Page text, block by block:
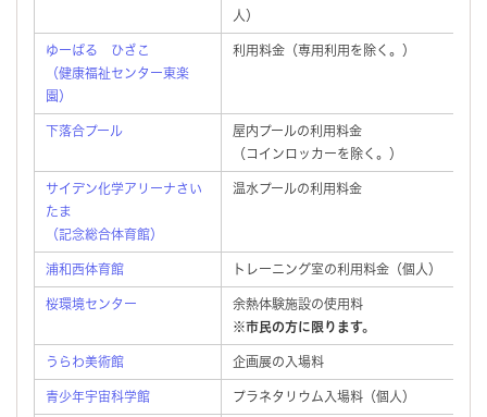
人）
ゆーぱる ひざこ
（健康福祉センター東楽
園）
利用料金（専用利用を除く。）
下落合プール
屋内プールの利用料金
（コインロッカーを除く。）
サイデン化学アリーナさい
たま
（記念総合体育館）
温水プールの利用料金
浦和西体育館 トレーニング室の利用料金（個人）
桜環境センター
余熱体験施設の使用料
※市民の方に限ります。
うらわ美術館 企画展の入場料
青少年宇宙科学館 プラネタリウム入場料（個人）